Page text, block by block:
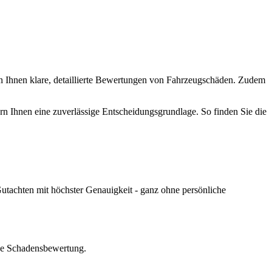
klare, detaillierte Bewertungen von Fahrzeugschäden. Zudem
Ihnen eine zuverlässige Entscheidungsgrundlage. So finden Sie die
mit höchster Genauigkeit - ganz ohne persönliche
Schadensbewertung.